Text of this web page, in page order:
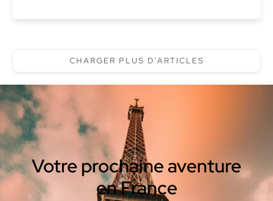
CHARGER PLUS D'ARTICLES
Votre prochaine aventure
en France